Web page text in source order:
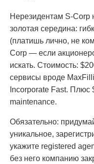
Нерезидентам S-Corp
золотая середина:
(платишь лично, не
Corp — если
искать. Стоимость:
сервисы вроде
Incorporate Fast. Плюс
maintenance.
Обязательно:
уникальное,
укажите registered
без него компанию